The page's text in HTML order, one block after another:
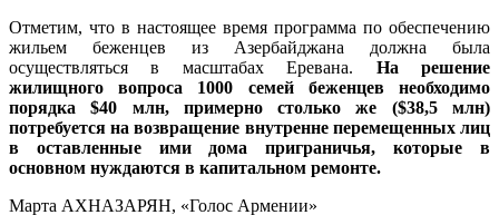
Отметим, что в настоящее время программа по обеспечению
жильем беженцев из Азербайджана должна была
осуществляться в масштабах Еревана. На решение
жилищного вопроса 1000 семей беженцев необходимо
порядка $40 млн, примерно столько же ($38,5 млн)
потребуется на возвращение внутренне перемещенных лиц
в оставленные ими дома приграничья, которые в
основном нуждаются в капитальном ремонте.
Марта АХНАЗАРЯН, «Голос Армении»